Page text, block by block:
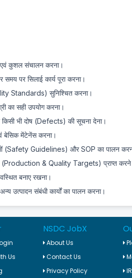
एवं कुशल संचालन करना।
पर सिलाई कार्य पूरा करना।
Standards) सुनिश्चित करना।
का सही उपयोग करना।
किसी भी दोष (Defects) की सूचना देना।
बेसिक मेंटेनेंस करना।
(Safety Guidelines) और SOP का पालन
(Production & Quality Targets) प्राप्त करने
बनाए रखना।
उत्पादन संबंधी कार्यों का पालन करना।
Us
NSDC JobX
About Us
Contact Us
Privacy Policy